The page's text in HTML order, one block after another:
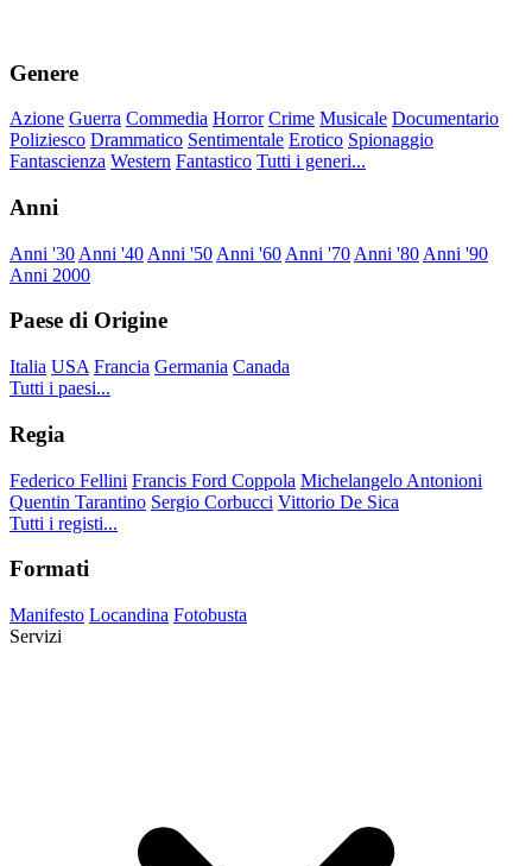
Genere
Azione Guerra Commedia Horror Crime Musicale Documentario
Poliziesco Drammatico Sentimentale Erotico Spionaggio
Fantascienza Western Fantastico Tutti i generi...
Anni
Anni '30 Anni '40 Anni '50 Anni '60 Anni '70 Anni '80 Anni '90
Anni 2000
Paese di Origine
Italia USA Francia Germania Canada
Tutti i paesi...
Regia
Federico Fellini Francis Ford Coppola Michelangelo Antonioni
Quentin Tarantino Sergio Corbucci Vittorio De Sica
Tutti i registi...
Formati
Manifesto Locandina Fotobusta
Servizi